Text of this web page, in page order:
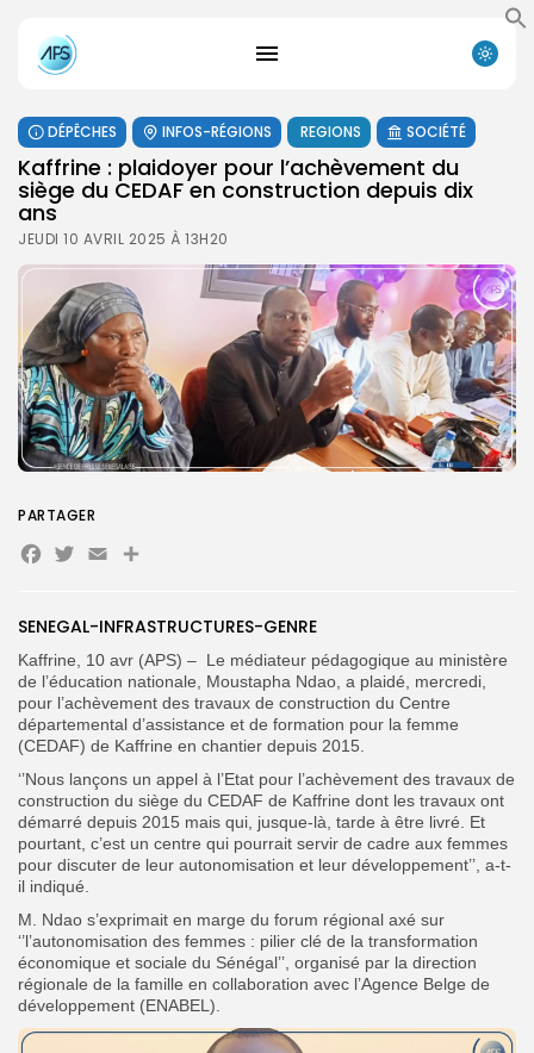
for:
FR
DÉPÊCHES INFOS-RÉGIONS REGIONS SOCIÉTÉ
Kaffrine : plaidoyer pour l’achèvement du
siège du CEDAF en construction depuis dix
ans
JEUDI 10 AVRIL 2025 À 13H20
SENEGAL-INFRASTRUCTURES-GENRE
Kaffrine, 10 avr (APS) – Le médiateur pédagogique au ministère
de l’éducation nationale, Moustapha Ndao, a plaidé, mercredi,
pour l’achèvement des travaux de construction du Centre
départemental d’assistance et de formation pour la femme
(CEDAF) de Kaffrine en chantier depuis 2015.
‘’Nous lançons un appel à l’Etat pour l’achèvement des travaux de
construction du siège du CEDAF de Kaffrine dont les travaux ont
démarré depuis 2015 mais qui, jusque-là, tarde à être livré. Et
pourtant, c’est un centre qui pourrait servir de cadre aux femmes
pour discuter de leur autonomisation et leur développement’’, a-t-
il indiqué.
M. Ndao s’exprimait en marge du forum régional axé sur
‘’l’autonomisation des femmes : pilier clé de la transformation
économique et sociale du Sénégal’’, organisé par la direction
régionale de la famille en collaboration avec l’Agence Belge de
développement (ENABEL).
PARTAGER
Facebook
Twitter
EmailPartager